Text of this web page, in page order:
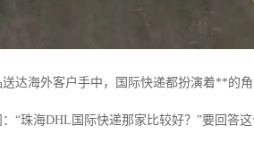
达海外客户手中，国际快递都扮演着**的角
“珠海DHL国际快递那家比较好？”要回答